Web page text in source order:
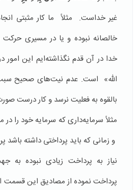
غیر خداست. مثلاً ما کار مثبتی
خالصانه نبوده و یا در مسیری
خدا در آن قدم نگذاشته‌ایم این امور
الله» است. عدم نیت‌های صحیح
بالقوه به فعلیت نرسد و کار درست
مثلاً سرمایه‌داری که سرمایه خود را
و زمانی که باید پرداختی ‌داشته باشد
نیاز به پرداخت زیادی نبوده به
پرداخت نموده از مصادیق این قسمت